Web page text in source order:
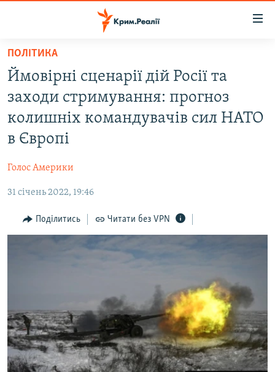
Перейти
основного
матеріалу
до
основної
Перейти
до
НОВИНИ
ВОДА.КРИМ
ВІДЕО ТА ФОТО
ПОЛІТИКА
ІНТЕРВ'Ю
ВСЕ ЗА ДЕНЬ
СПЕЦПРОЕКТИ
СВІДЧЕННЯ ОКУПАЦІЇ
УКРАЇНСЬКА ПРОБЛЕМА КРИМУ
ІНФОГРАФІКА
Qırımtatar
ДОЛУЧАЙСЯ!
ПОЛІТИКА
Ймовірні сценарії дій Росії та
заходи стримування: прогноз
колишніх командувачів сил НАТО
в Європі
Голос Америки
31 січень 2022, 19:46
Поділитись Читати без VPN